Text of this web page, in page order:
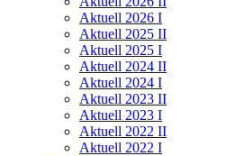
Aktuell 2026 I
Aktuell 2025 II
Aktuell 2025 I
Aktuell 2024 II
Aktuell 2024 I
Aktuell 2023 II
Aktuell 2023 I
Aktuell 2022 II
Aktuell 2022 I